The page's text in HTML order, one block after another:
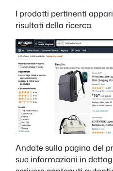
I prodotti pertinenti
risultati della ricerca.
Andate sulla pagina del
sue informazioni in